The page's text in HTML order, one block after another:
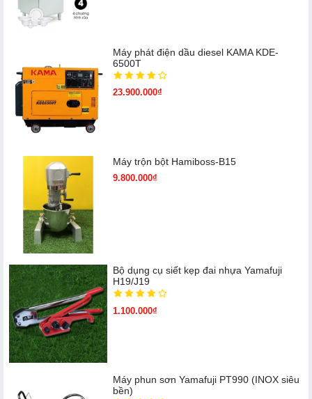
Máy phát điện dầu diesel KAMA KDE-
6500T
23.900.000₫
Máy trộn bột Hamiboss-B15
9.800.000₫
Bộ dụng cụ siết kẹp đai nhựa Yamafuji
H19/J19
1.100.000₫
Máy phun sơn Yamafuji PT990 (INOX siêu
bền)